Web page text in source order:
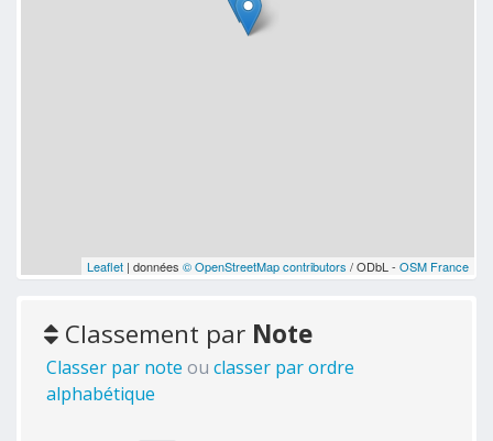
Leaflet| données © OpenStreetMap contributors / ODbL - OSM France
Classement par Note
Classer par note ou classer par ordre
alphabétique